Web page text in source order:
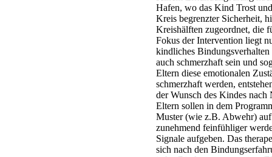
Hafen, wo das Kind Trost
Kreis begrenzter Sicherheit,
Kreishälften zugeordnet, die
Fokus der Intervention liegt
kindliches
auch schmerzhaft sein und
Eltern diese emotionalen
schmerzhaft werden,
der Wunsch des Kindes
Eltern sollen in dem
Muster (wie z.B. Abwehr)
zunehmend feinfühliger
Signale aufgeben. Das
sich nach den